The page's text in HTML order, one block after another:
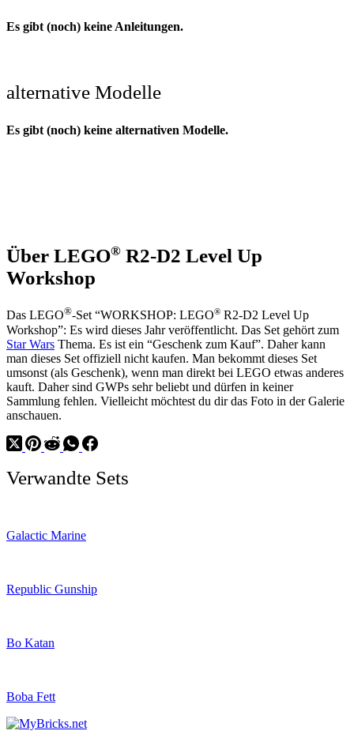
Es gibt (noch) keine Anleitungen.
alternative Modelle
Es gibt (noch) keine alternativen Modelle.
Über LEGO® R2-D2 Level Up
Workshop
Das LEGO®-Set “WORKSHOP: LEGO® R2-D2 Level Up
Workshop”: Es wird dieses Jahr veröffentlicht. Das Set gehört zum
Star Wars Thema. Es ist ein “Geschenk zum Kauf”. Daher kann
man dieses Set offiziell nicht kaufen. Man bekommt dieses Set
umsonst (als Geschenk), wenn man direkt bei LEGO etwas anderes
kauft. Daher sind GWPs sehr beliebt und dürfen in keiner
Sammlung fehlen. Vielleicht möchtest du dir das Foto in der Galerie
anschauen.
Verwandte Sets
Galactic Marine
Republic Gunship
Bo Katan
Boba Fett